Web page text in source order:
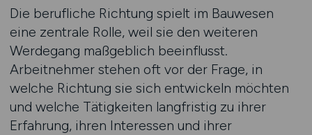
Die berufliche Richtung spielt im Bauwesen
eine zentrale Rolle, weil sie den weiteren
Werdegang maßgeblich beeinflusst.
Arbeitnehmer stehen oft vor der Frage, in
welche Richtung sie sich entwickeln möchten
und welche Tätigkeiten langfristig zu ihrer
Erfahrung, ihren Interessen und ihrer